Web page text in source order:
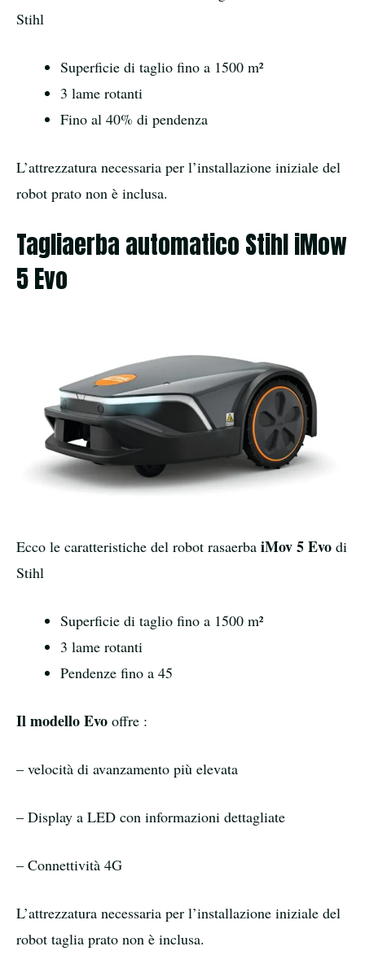
Stihl
Superficie di taglio fino a 1500 m²
3 lame rotanti
Fino al 40% di pendenza
L’attrezzatura necessaria per l’installazione iniziale del
robot prato non è inclusa.
Tagliaerba automatico Stihl iMow
5 Evo
Ecco le caratteristiche del robot rasaerba iMov 5 Evo di
Stihl
Superficie di taglio fino a 1500 m²
3 lame rotanti
Pendenze fino a 45
Il modello Evo offre :
– velocità di avanzamento più elevata
– Display a LED con informazioni dettagliate
– Connettività 4G
L’attrezzatura necessaria per l’installazione iniziale del
robot taglia prato non è inclusa.